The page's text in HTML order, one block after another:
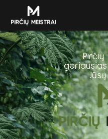
Pirčių
geriausias
Jūsų